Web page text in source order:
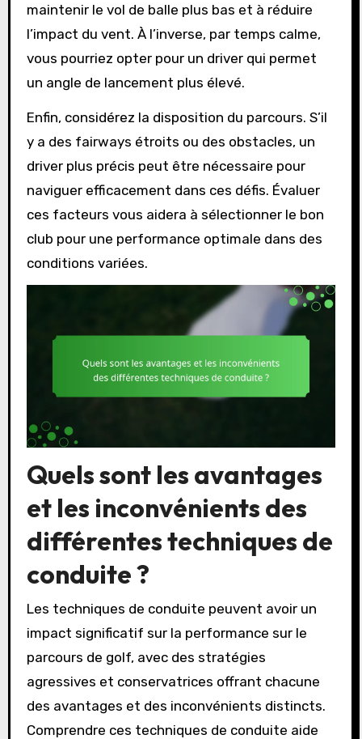
maintenir le vol de balle plus bas et à réduire
l’impact du vent. À l’inverse, par temps calme,
vous pourriez opter pour un driver qui permet
un angle de lancement plus élevé.
Enfin, considérez la disposition du parcours. S’il
y a des fairways étroits ou des obstacles, un
driver plus précis peut être nécessaire pour
naviguer efficacement dans ces défis. Évaluer
ces facteurs vous aidera à sélectionner le bon
club pour une performance optimale dans des
conditions variées.
Quels sont les avantages
et les inconvénients des
différentes techniques de
conduite ?
Les techniques de conduite peuvent avoir un
impact significatif sur la performance sur le
parcours de golf, avec des stratégies
agressives et conservatrices offrant chacune
des avantages et des inconvénients distincts.
Comprendre ces techniques de conduite aide